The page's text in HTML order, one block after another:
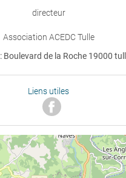
directeur
Association ACEDC Tulle
: Boulevard de la Roche 19000
Liens utiles